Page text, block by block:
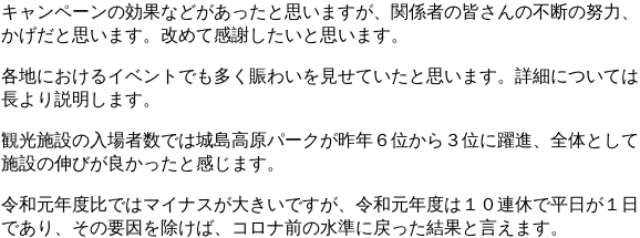
キャンペーンの効果などがあったと思いますが、関係者の皆さんの不断の努力
かげだと思います。改めて感謝したいと思います。
各地におけるイベントでも多く賑わいを見せていたと思います。詳細について
長より説明します。
観光施設の入場者数では城島高原パークが昨年６位から３位に躍進、全体とし
施設の伸びが良かったと感じます。
令和元年度比ではマイナスが大きいですが、令和元年度は１０連休で平日が１
であり、その要因を除けば、コロナ前の水準に戻った結果と言えます。